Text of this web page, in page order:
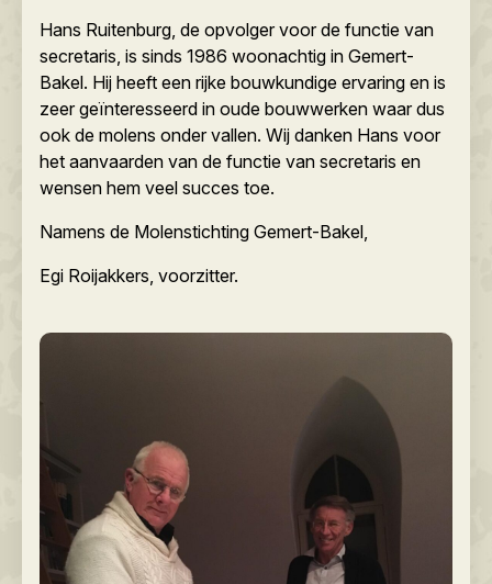
Hans Ruitenburg, de opvolger voor de functie van
secretaris, is sinds 1986 woonachtig in Gemert-
Bakel. Hij heeft een rijke bouwkundige ervaring en is
zeer geïnteresseerd in oude bouwwerken waar dus
ook de molens onder vallen. Wij danken Hans voor
het aanvaarden van de functie van secretaris en
wensen hem veel succes toe.
Namens de Molenstichting Gemert-Bakel,
Egi Roijakkers, voorzitter.